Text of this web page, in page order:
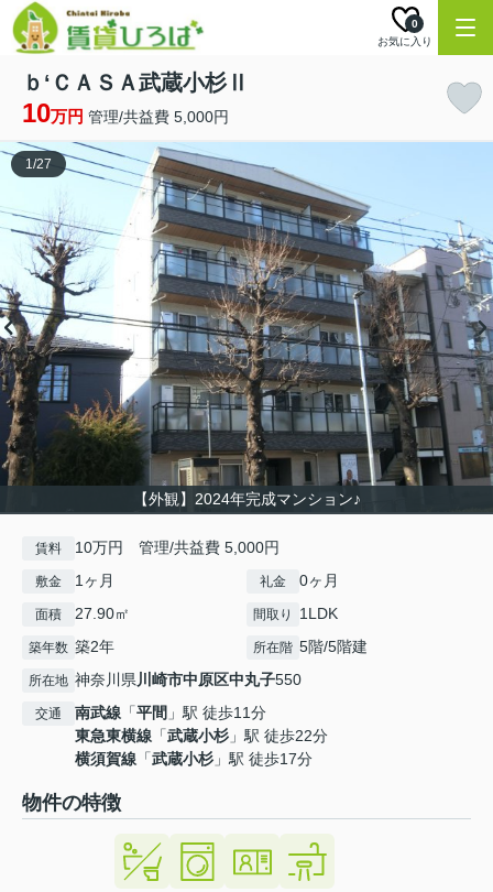
お気に入り
0
ｂ‘ＣＡＳＡ武蔵小杉Ⅱ
10万円 管理/共益費 5,000円
【外観】2024年完成マンション♪
1/27
賃料 10万円 管理/共益費 5,000円
敷金 1ヶ月 礼金 0ヶ月
面積 27.90㎡ 間取り 1LDK
築年数 築2年 所在階 5階/5階建
所在地 神奈川県川崎市中原区中丸子550
交通 南武線 「平間 」駅 徒歩11分
東急東横線 「武蔵小杉 」駅 徒歩22分
横須賀線 「武蔵小杉 」駅 徒歩17分
物件の特徴